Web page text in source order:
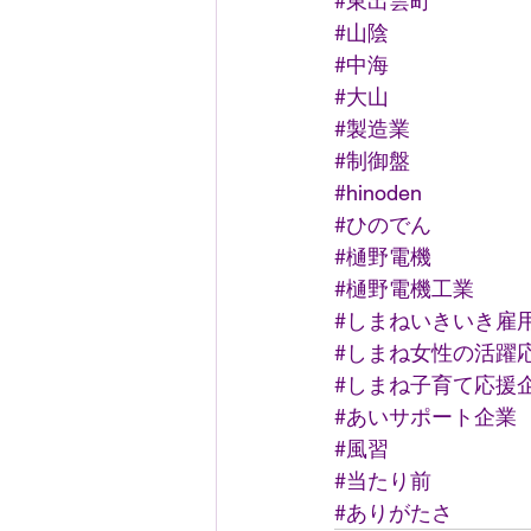
#山陰
#中海
#大山
#製造業
#制御盤
#hinoden
#ひのでん
#樋野電機
#樋野電機工業
#しまねいきいき雇
#しまね女性の活躍
#しまね子育て応援
#あいサポート企業
#風習
#当たり前
#ありがたさ